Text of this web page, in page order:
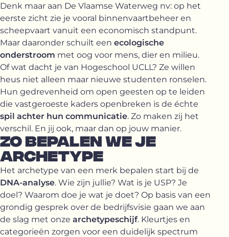
Denk maar aan De Vlaamse Waterweg nv: op het
eerste zicht zie je vooral binnenvaartbeheer en
scheepvaart vanuit een economisch standpunt.
Maar daaronder schuilt een ecologische
onderstroom met oog voor mens, dier en milieu.
Of wat dacht je van Hogeschool UCLL? Ze willen
heus niet alleen maar nieuwe studenten ronselen.
Hun gedrevenheid om open geesten op te leiden
die vastgeroeste kaders openbreken is de échte
spil achter hun communicatie. Zo maken zij het
verschil. En jij ook, maar dan op jouw manier.
ZO BEPALEN WE JE
ARCHETYPE
Het archetype van een merk bepalen start bij de
DNA-analyse. Wie zijn jullie? Wat is je USP? Je
doel? Waarom doe je wat je doet? Op basis van een
grondig gesprek over de bedrijfsvisie gaan we aan
de slag met onze archetypeschijf. Kleurtjes en
categorieën zorgen voor een duidelijk spectrum